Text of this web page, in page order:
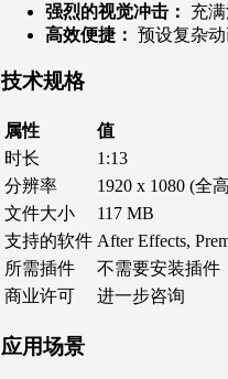
强烈的视觉冲击：
充
高效便捷： 预设复杂动
技术规格
属性
值
时长
1:13
分辨率
1920 x 1080 (全
文件大小
117 MB
支持的软件 After Effects,
所需插件
不需要安装插件
商业许可
进一步咨询
应用场景